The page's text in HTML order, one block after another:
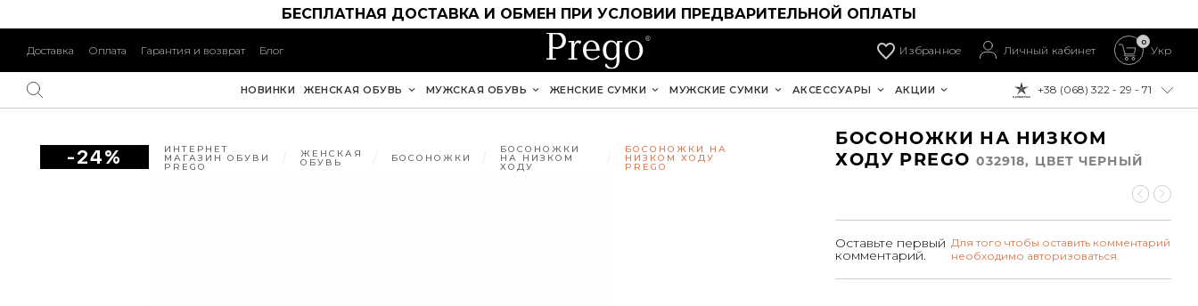
БЕСПЛАТНАЯ ДОСТАВКА И ОБМЕН ПРИ УСЛОВИИ ПРЕДВАРИТЕЛЬНОЙ ОПЛАТЫ
Доставка Оплата Гарантия и возврат Блог Избранное Личный кабинет
0
Укр
К ОПЛАТЕ:
+38 (068) 322 - 29 - 71
НОВИНКИ ЖЕНСКАЯ ОБУВЬ МУЖСКАЯ ОБУВЬ ЖЕНСКИЕ СУМКИ МУЖСКИЕ СУМКИ АКСЕССУАРЫ АКЦИИ
-24% ИНТЕРНЕТ
МАГАЗИН ОБУВИ
PREGO
ЖЕНСКАЯ
ОБУВЬ БОСОНОЖКИ
БОСОНОЖКИ
НА НИЗКОМ
ХОДУ
БОСОНОЖКИ НА
НИЗКОМ ХОДУ
PREGO
БОСОНОЖКИ НА НИЗКОМ
ХОДУ PREGO 032918, ЦВЕТ ЧЕРНЫЙ
Оставьте первый
комментарий.
Для того чтобы оставить комментарий
необходимо авторизоваться.